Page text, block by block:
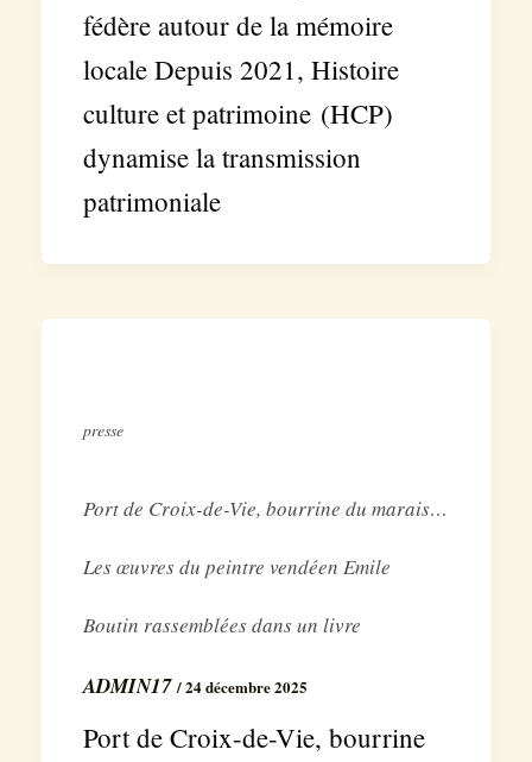
fédère autour de la mémoire
locale Depuis 2021, Histoire
culture et patrimoine (HCP)
dynamise la transmission
patrimoniale
presse
Port de Croix-de-Vie, bourrine du marais…
Les œuvres du peintre vendéen Emile
Boutin rassemblées dans un livre
ADMIN17/24 décembre 2025
Port de Croix-de-Vie, bourrine